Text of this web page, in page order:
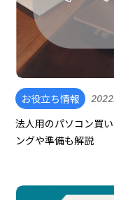
お役立ち情報
法人用のパソコン買
ングや準備も解説